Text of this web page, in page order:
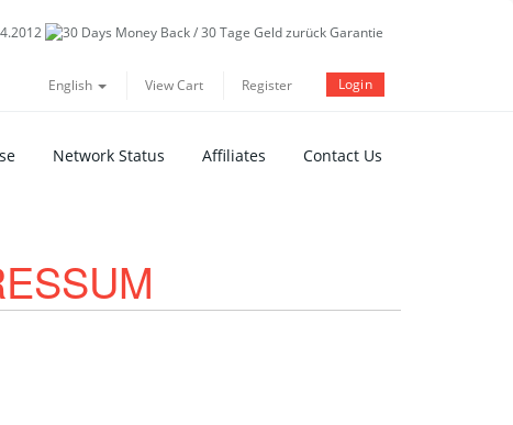
English View Cart Register Login
Network Status Affiliates Contact Us